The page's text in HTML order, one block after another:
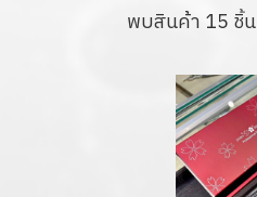
พบสินค้า 15 ชิ้น